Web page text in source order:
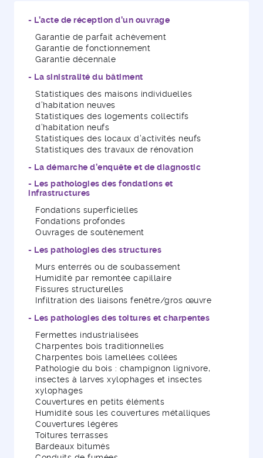
Quelles sont les pathologies du
bâtiment les plus courantes ?
(infiltrations, condensation), les fissures structurelles, les
défauts de toiture, les problèmes de ventilation et les
dysfonctionnements des réseaux. Elles sont souvent
liées à des défauts de conception, de mise en œuvre ou
au vieillissement des matériaux.
- L’acte de réception d’un ouvrage
Garantie de parfait achèvement
Garantie de fonctionnement
Garantie décennale
- La sinistralité du bâtiment
Statistiques des maisons individuelles
d’habitation neuves
Statistiques des logements collectifs
d’habitation neufs
Statistiques des locaux d’activités neufs
Statistiques des travaux de rénovation
- La démarche d’enquête et de diagnostic
- Les pathologies des fondations et
infrastructures
Fondations superficielles
Fondations profondes
Ouvrages de soutènement
- Les pathologies des structures
Murs enterrés ou de soubassement
Humidité par remontée capillaire
Fissures structurelles
Infiltration des liaisons fenêtre/gros œuvre
- Les pathologies des toitures et charpentes
Fermettes industrialisées
Charpentes bois traditionnelles
Charpentes bois lamellées collées
Pathologie du bois : champignon lignivore,
insectes à larves xylophages et insectes
xylophages
Couvertures en petits éléments
Humidité sous les couvertures métalliques
Couvertures légères
Toitures terrasses
Bardeaux bitumés